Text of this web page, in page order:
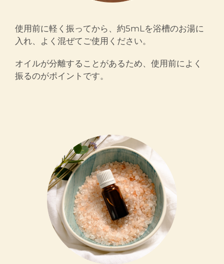
使用前に軽く振ってから、約5mLを浴槽のお湯に
入れ、よく混ぜてご使用ください。
オイルが分離することがあるため、使用前によく
振るのがポイントです。